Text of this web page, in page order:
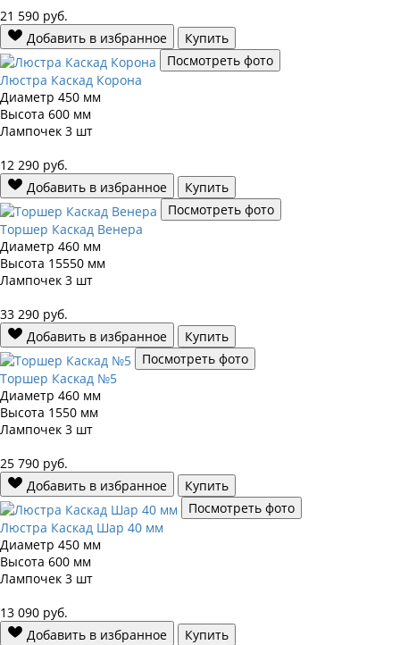
21 590 руб.
Добавить в избранное
Купить
Посмотреть фото
Люстра Каскад Корона
Диаметр 450 мм
Высота 600 мм
Лампочек 3 шт
12 290 руб.
Добавить в избранное
Купить
Посмотреть фото
Торшер Каскад Венера
Диаметр 460 мм
Высота 15550 мм
Лампочек 3 шт
33 290 руб.
Добавить в избранное
Купить
Посмотреть фото
Торшер Каскад №5
Диаметр 460 мм
Высота 1550 мм
Лампочек 3 шт
25 790 руб.
Добавить в избранное
Купить
Посмотреть фото
Люстра Каскад Шар 40 мм
Диаметр 450 мм
Высота 600 мм
Лампочек 3 шт
13 090 руб.
Добавить в избранное
Купить